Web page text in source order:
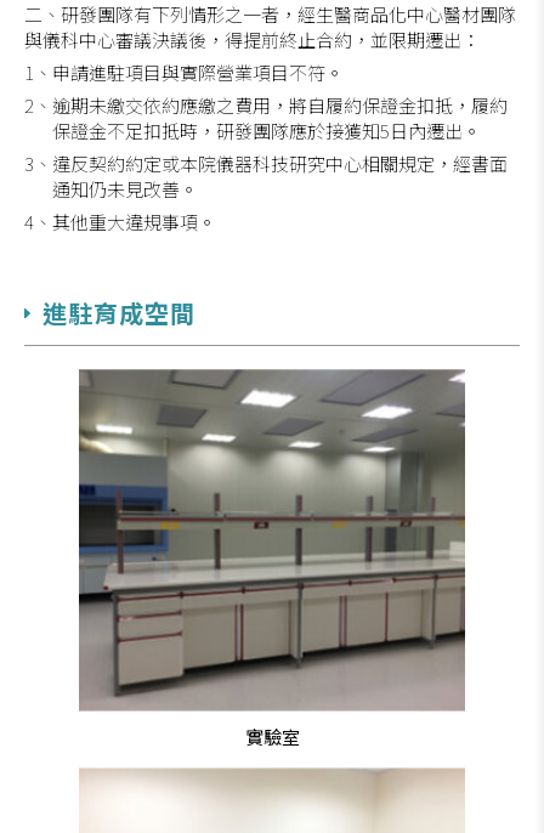
二、研發團隊有下列情形之一者，經生醫商品化中心醫材團隊
與儀科中心審議決議後，得提前終止合約，並限期遷出：
1、申請進駐項目與實際營業項目不符。
2、逾期未繳交依約應繳之費用，將自履約保證金扣抵，履約
保證金不足扣抵時，研發團隊應於接獲知5日內遷出。
3、違反契約約定或本院儀器科技研究中心相關規定，經書面
通知仍未見改善。
4、其他重大違規事項。
進駐育成空間
實驗室